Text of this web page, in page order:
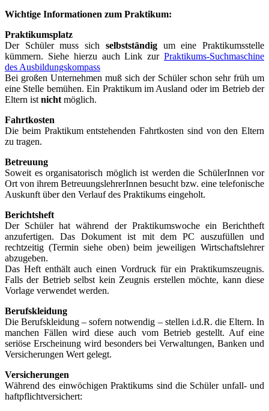
Wichtige Informationen zum Praktikum:
Praktikumsplatz
Der Schüler muss sich selbstständigum eine Praktikumsstelle
kümmern. Siehe hierzu auch Link zur Praktikums-Suchmaschine
des Ausbildungskompass
Bei großen Unternehmen muß sich der Schüler schon sehr früh um
eine Stelle bemühen. Ein Praktikum im Ausland oder im Betrieb der
Eltern ist nicht möglich.
Fahrtkosten
Die beim Praktikum entstehenden Fahrtkosten sind von den Eltern
zu tragen.
Betreuung
Soweit es organisatorisch möglich ist werden die SchülerInnen vor
Ort von ihrem BetreuungslehrerInnen besucht bzw. eine telefonische
Auskunft über den Verlauf des Praktikums eingeholt.
Berichtsheft
Der Schüler hat während der Praktikumswoche ein Berichtheft
anzufertigen. Das Dokument ist mit dem PC auszufüllen und
rechtzeitig (Termin siehe oben) beim jeweiligen Wirtschaftslehrer
abzugeben.
Das Heft enthält auch einen Vordruck für ein Praktikumszeugnis.
Falls der Betrieb selbst kein Zeugnis erstellen möchte, kann diese
Vorlage verwendet werden.
Berufskleidung
Die Berufskleidung – sofern notwendig – stellen i.d.R. die Eltern. In
manchen Fällen wird diese auch vom Betrieb gestellt. Auf eine
seriöse Erscheinung wird besonders bei Verwaltungen, Banken und
Versicherungen Wert gelegt.
Versicherungen
Während des einwöchigen Praktikums sind die Schüler unfall- und
haftpflichtversichert: